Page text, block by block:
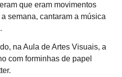
que eram movimentos
semana, cantaram a música
.
na Aula de Artes Visuais, a
com forminhas de papel